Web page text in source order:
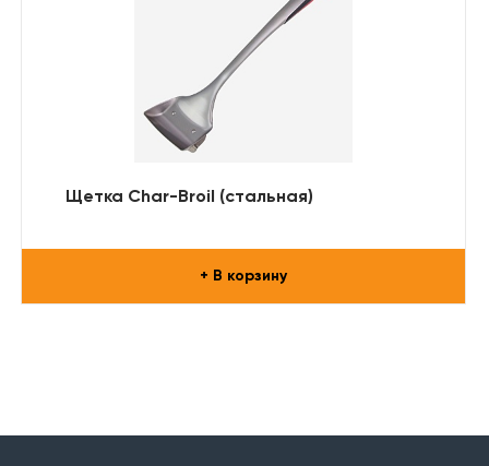
Щетка Char-Broil (стальная)
+ В корзину